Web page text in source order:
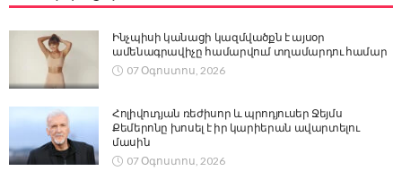
Ինչպիսի կանացի կազմվածքն է այսօր
ամենագրավիչը համարվում տղամարդու համար
07 Օգոստոս, 2026
Հոլիվուդյան ռեժիսոր և պրոդյուսեր Ջեյմս
Քեմերոնը խոսել է իր կարիերան ավարտելու
մասին
07 Օգոստոս, 2026